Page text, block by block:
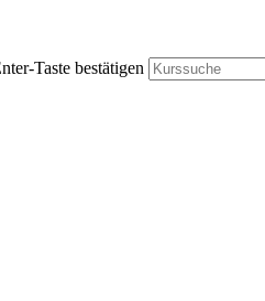
Taste bestätigen